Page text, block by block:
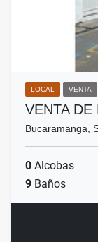
LOCAL VENTA
VENTA
Bucaramanga,
0 Alcobas
9 Baños